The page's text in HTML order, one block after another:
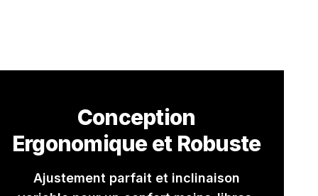
Conception
Ergonomique et Robuste
Ajustement parfait et inclinaison